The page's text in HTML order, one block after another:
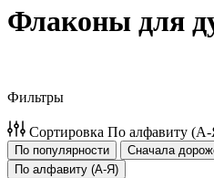
Флаконы для
Фильтры
Сортировка По алфавиту
По популярности Сначала
По алфавиту (А-Я)